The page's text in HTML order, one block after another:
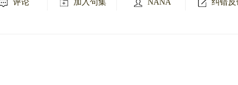
评论 加入句集 NANA 纠错反